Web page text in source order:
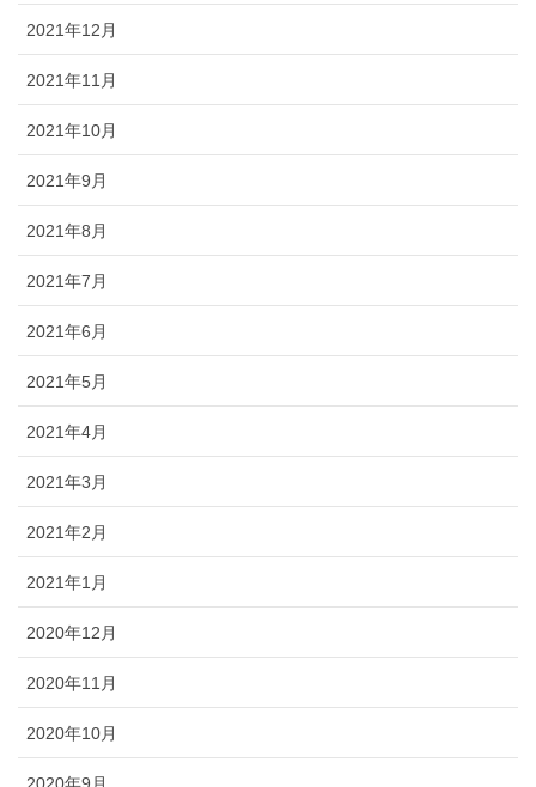
2021年12月
2021年11月
2021年10月
2021年9月
2021年8月
2021年7月
2021年6月
2021年5月
2021年4月
2021年3月
2021年2月
2021年1月
2020年12月
2020年11月
2020年10月